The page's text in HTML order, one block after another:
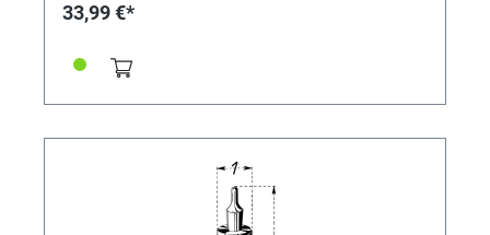
33,99 €*